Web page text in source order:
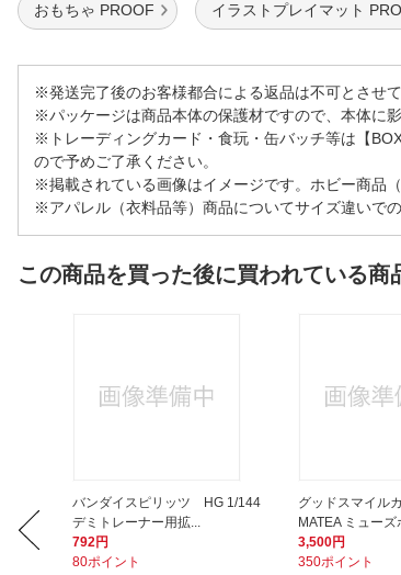
おもちゃ PROOF イラストプレイマット
※発送完了後のお客様都合による返品は不可とさせて
※パッケージは商品本体の保護材ですので、本体に
※トレーディングカード・食玩・缶バッチ等は【
ので予めご了承ください。
※掲載されている画像はイメージです。ホビー商品
※アパレル（衣料品等）商品についてサイズ違いで
この商品を買った後に買われている商
バンダイスピリッツ HG 1/144
デミトレーナー用拡...
792円
80ポイント
グッドスマイル
MATEA ミューズ
3,500円
350ポイント